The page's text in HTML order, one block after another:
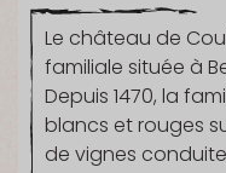
Le château de
familiale située à
Depuis 1470, la
blancs et rouges
de vignes